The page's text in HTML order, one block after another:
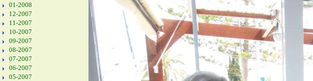
01-2008
12-2007
11-2007
10-2007
09-2007
08-2007
07-2007
06-2007
05-2007